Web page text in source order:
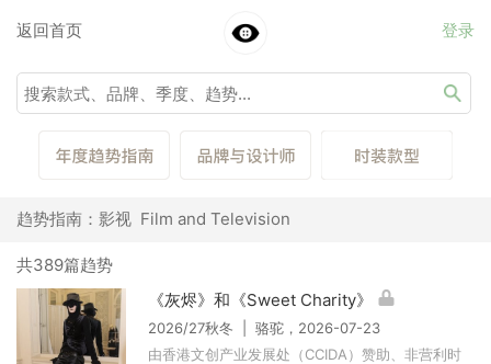
返回首页 登录
趋势指南：影视 Film and Television
共389篇趋势
《灰烬》和《Sweet Charity》
2026/27秋冬 | 骆驼，2026-07-23
由香港文创产业发展处（CCIDA）赞助、非营利时